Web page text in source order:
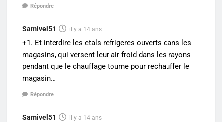
Répondre
Samivel51 il y a 14 ans
+1. Et interdire les etals refrigeres ouverts dans les
magasins, qui versent leur air froid dans les rayons
pendant que le chauffage tourne pour rechauffer le
magasin…
Répondre
Samivel51 il y a 14 ans